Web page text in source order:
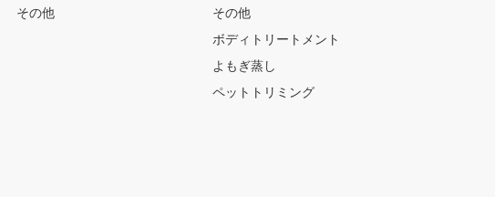
その他
その他
ボディトリートメント
よもぎ蒸し
ペットトリミング